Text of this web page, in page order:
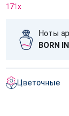
171x
Ноты
BORN
Цветочные